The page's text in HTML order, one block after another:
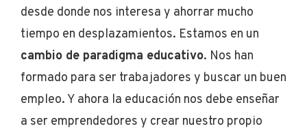
desde donde nos interesa y ahorrar mucho
tiempo en desplazamientos. Estamos en un
cambio de paradigma educativo. Nos han
formado para ser trabajadores y buscar un buen
empleo. Y ahora la educación nos debe enseñar
a ser emprendedores y crear nuestro propio